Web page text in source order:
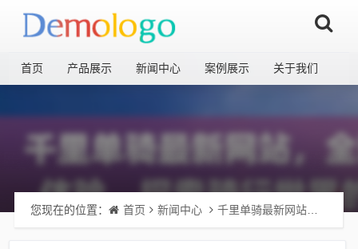
首页 产品展示 新闻中心 案例展示 关于我们
您现在的位置： 首页 新闻中心 千里单骑最新网站，全新骑行体验，探索骑行世界的魅力